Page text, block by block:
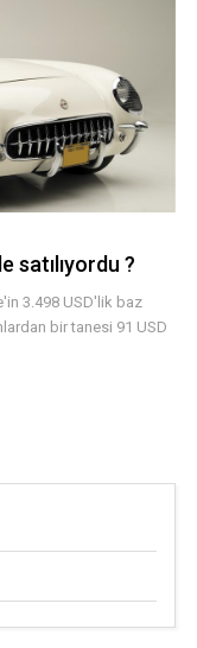
satılıyordu ?
3.498 USD'lik baz
bir tanesi 91 USD